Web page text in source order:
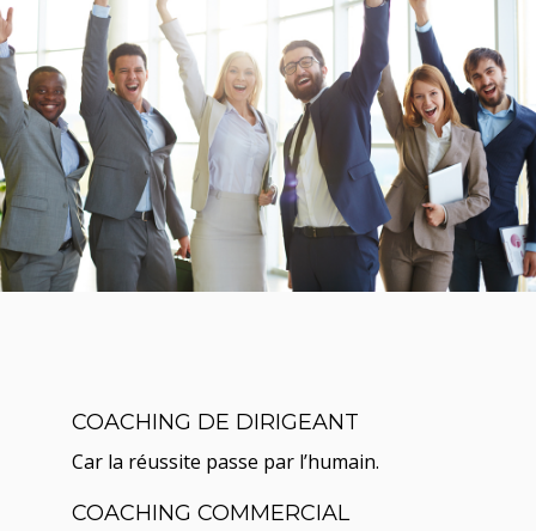
COACHING DE DIRIGEANT
Car la réussite passe par l’humain.
COACHING COMMERCIAL